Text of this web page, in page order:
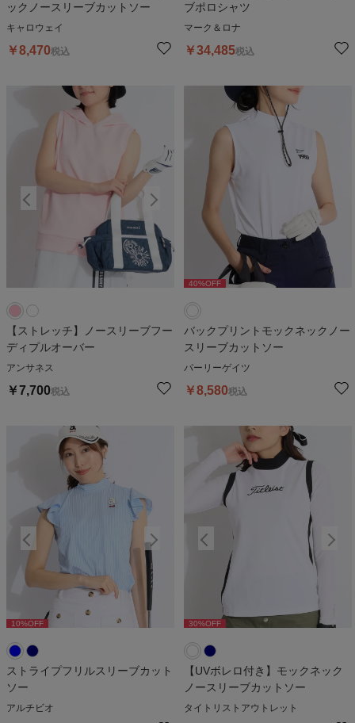
ックノースリーブカットソー
キャロウェイ
￥8,470税込
ブポロシャツ
マーク＆ロナ
￥34,485税込
【ストレッチ】ノースリーブフー
ディプルオーバー
アンサネス
￥7,700税込
40%OFF
バックプリントモックネックノー
スリーブカットソー
パーリーゲイツ
￥8,580税込
10%OFF %OFF
ストライプフリルスリーブカット
ソー
アルチビオ
30%OFF 30%OFF
【UVボレロ付き】モックネック
ノースリーブカットソー
タイトリストアウトレット